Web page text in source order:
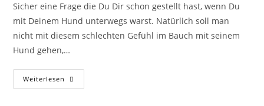
Sicher eine Frage die Du Dir schon gestellt hast, wenn Du
mit Deinem Hund unterwegs warst. Natürlich soll man
nicht mit diesem schlechten Gefühl im Bauch mit seinem
Hund gehen,…
Weiterlesen